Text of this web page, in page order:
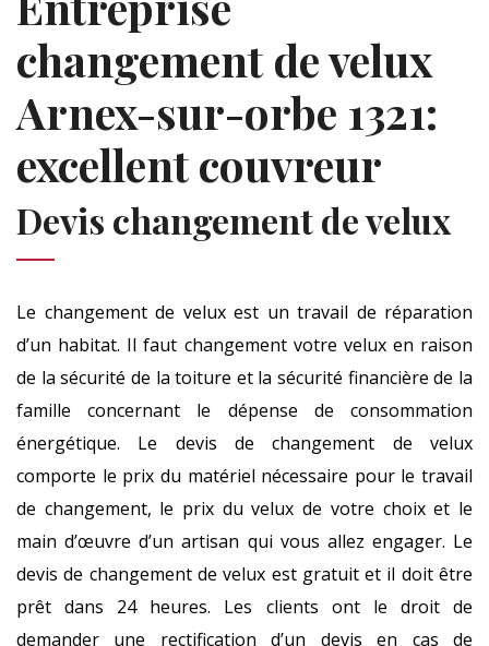
changement de velux
Arnex-sur-orbe 1321:
excellent couvreur
Devis changement de velux
Le changement de velux est un travail de réparation
d’un habitat. Il faut changement votre velux en raison
de la sécurité de la toiture et la sécurité financière de la
famille concernant le dépense de consommation
énergétique. Le devis de changement de velux
comporte le prix du matériel nécessaire pour le travail
de changement, le prix du velux de votre choix et le
main d’œuvre d’un artisan qui vous allez engager. Le
devis de changement de velux est gratuit et il doit être
prêt dans 24 heures. Les clients ont le droit de
demander une rectification d’un devis en cas de